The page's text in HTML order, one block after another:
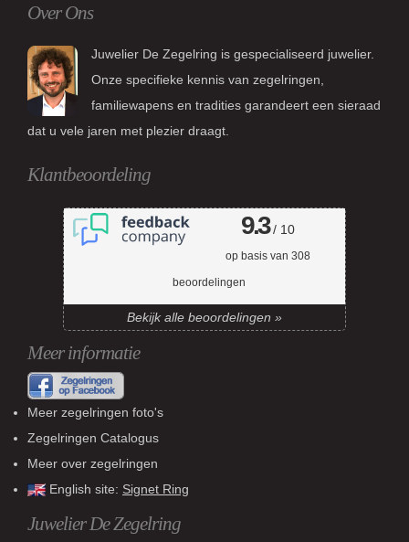
Over Ons
Juwelier De Zegelring is gespecialiseerd juwelier.
Onze specifieke kennis van zegelringen,
familiewapens en tradities garandeert een sieraad
dat u vele jaren met plezier draagt.
Klantbeoordeling
9.3/ 10
op basis van 308
beoordelingen
Bekijk alle beoordelingen »
Meer informatie
Meer zegelringen foto's
Zegelringen Catalogus
Meer over zegelringen
English site: Signet Ring
Juwelier De Zegelring